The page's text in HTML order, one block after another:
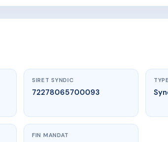
SIRET SYNDIC
72278065700093
TYPE
FIN MANDAT